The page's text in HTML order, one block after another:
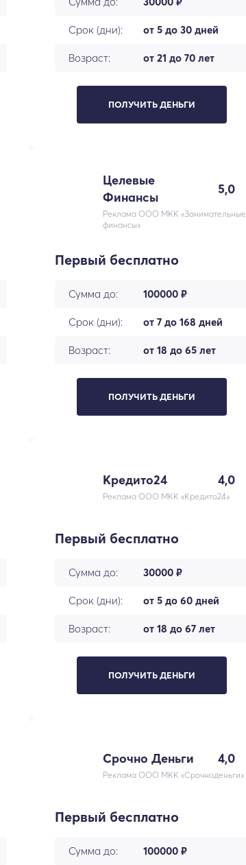
Срок (дни): от 5 до 30 дней
Возраст: от 21 до 70 лет
ПОЛУЧИТЬ ДЕНЬГИ
Целевые
Финансы
5,0
Реклама ООО МКК «Занимательные
финансы»
Первый бесплатно
Сумма до: 100000 ₽
Срок (дни): от 7 до 168 дней
Возраст: от 18 до 65 лет
ПОЛУЧИТЬ ДЕНЬГИ
Кредито24 4,0
Реклама ООО МКК «Кредито24»
Первый бесплатно
Сумма до: 30000 ₽
Срок (дни): от 5 до 60 дней
Возраст: от 18 до 67 лет
ПОЛУЧИТЬ ДЕНЬГИ
Срочно Деньги 4,0
Реклама ООО МКК «Срочноденьги»
Первый бесплатно
Сумма до: 100000 ₽